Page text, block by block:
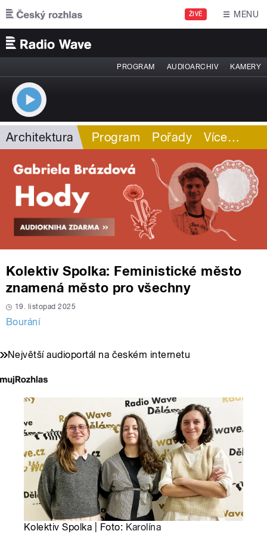
Přejít k hlavnímu obsahu
ŽIVĚ MENU
PROGRAM AUDIOARCHIV KAMERY
Architektura Program Pořady Více…
Kolektiv Spolka: Feministické město
znamená město pro všechny
19. listopad 2025
Bourání
Největší audioportál na českém internetu
Kolektiv Spolka | Foto: Karolína